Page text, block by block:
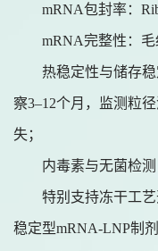
mRNA包封率：
mRNA完整性：毛
热稳定性与储存
察3–12个月，监测粒
失；
内毒素与无菌检
特别支持冻干工
稳定型mRNA-LNP制剂